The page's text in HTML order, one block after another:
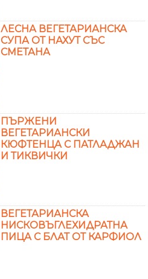
ЛЕСНА ВЕГЕТАРИАНСКА
СУПА ОТ НАХУТ СЪС
СМЕТАНА
ПЪРЖЕНИ
ВЕГЕТАРИАНСКИ
КЮФТЕНЦА С ПАТЛАДЖАН
И ТИКВИЧКИ
ВЕГЕТАРИАНСКА
НИСКОВЪГЛЕХИДРАТНА
ПИЦА С БЛАТ ОТ КАРФИОЛ